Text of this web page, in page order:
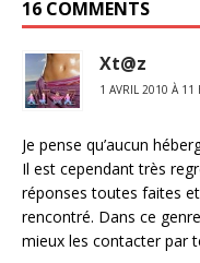
16 COMMENTS
Xt@z
1 AVRIL 2010 À 11
Je pense qu’aucun
Il est cependant très
réponses toutes faites
rencontré. Dans ce
mieux les contacter par